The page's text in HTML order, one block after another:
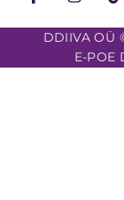
DDIIVA OÜ
E-POE